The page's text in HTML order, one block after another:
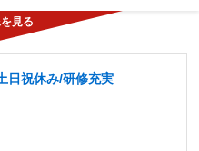
日祝休み/研修充実